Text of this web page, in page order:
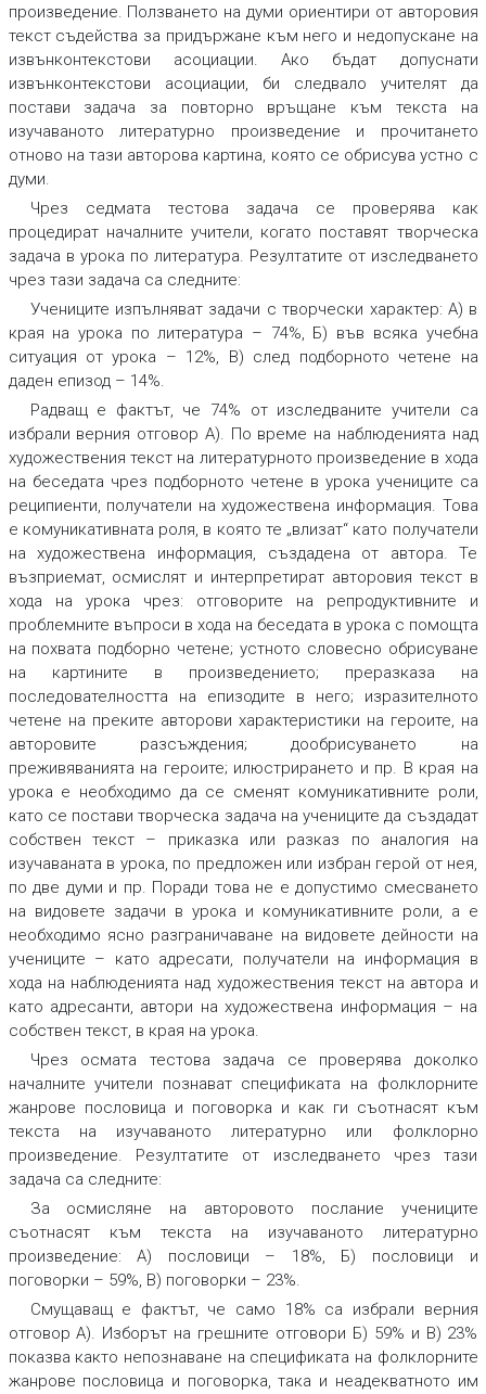
произведение. Ползването на думи ориентири от авторовия
текст съдейства за придържане към него и недопускане на
извънконтекстови асоциации. Ако бъдат допуснати
извънконтекстови асоциации, би следвало учителят да
постави задача за повторно връщане към текста на
изучаваното литературно произведение и прочитането
отново на тази авторова картина, която се обрисува устно с
думи.
Чрез седмата тестова задача се проверява как
процедират началните учители, когато поставят творческа
задача в урока по литература. Резултатите от изследването
чрез тази задача са следните:
Учениците изпълняват задачи с творчески характер: А) в
края на урока по литература – 74%, Б) във всяка учебна
ситуация от урока – 12%, В) след подборното четене на
даден епизод – 14%.
Радващ е фактът, че 74% от изследваните учители са
избрали верния отговор А). По време на наблюденията над
художествения текстна литературното произведение в хода
на беседата чрез подборното четене в урока учениците са
реципиенти, получатели на художествена информация. Това
е комуникативната роля, в която те „влизат“ като получатели
на художествена информация, създадена от автора. Те
възприемат, осмислят и интерпретират авторовия текст в
хода на урока чрез: отговорите на репродуктивните и
проблемните въпроси в хода на беседата в урока с помощта
на похвата подборно четене; устното словесно обрисуване
на картините в произведението; преразказа на
последователността на епизодите в него; изразителното
четене на преките авторови характеристики на героите, на
авторовите разсъждения;дообрисуването на
преживяванията на героите; илюстрирането и пр. В края на
урока е необходимо да се сменят комуникативните роли,
като се постави творческа задача на учениците да създадат
собствен текст– приказка или разказ по аналогия на
изучаваната в урока, по предложен или избран герой от нея,
по две думи и пр. Поради това не е допустимо смесването
на видовете задачи в урока и комуникативните роли, а е
необходимо ясно разграничаване на видовете дейности на
учениците – като адресати, получатели на информация в
хода на наблюденията над художествения текст на автора и
като адресанти, автори на художествена информация – на
собствен текст, в края на урока.
Чрез осмата тестова задача се проверява доколко
началните учители познават спецификата на фолклорните
жанрове пословица и поговорка и как ги съотнасят към
текста на изучаваното литературно или фолклорно
произведение. Резултатите от изследването чрез тази
задача са следните:
За осмисляне на авторовото послание учениците
съотнасят към текста на изучаваното литературно
произведение: А) пословици – 18%, Б) пословици и
поговорки – 59%, В) поговорки – 23%.
Смущаващ е фактът, че само 18% са избрали верния
отговор А). Изборът на грешните отговори Б) 59% и В) 23%
показва както непознаване на спецификата на фолклорните
жанрове пословица и поговорка, така и неадекватното им